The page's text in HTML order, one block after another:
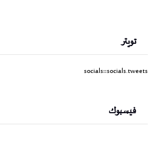
تويتر
socials::socials.tweets
فيسبوك